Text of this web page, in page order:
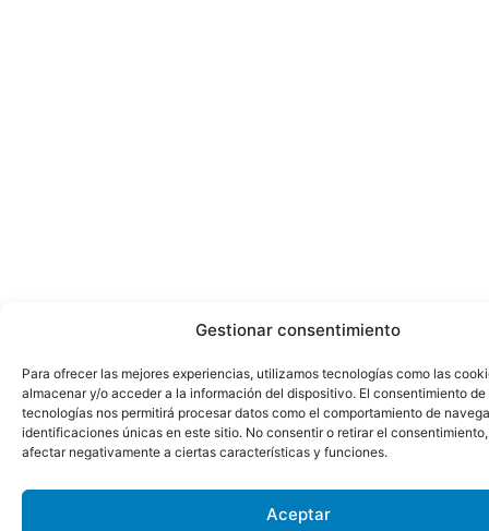
Gestionar consentimiento
Para ofrecer las mejores experiencias, utilizamos tecnologías como las
almacenar y/o acceder a la información del dispositivo. El consentimiento de
tecnologías nos permitirá procesar datos como el comportamiento de
identificaciones únicas en este sitio. No consentir o retirar el
afectar negativamente a ciertas características y funciones.
Aceptar